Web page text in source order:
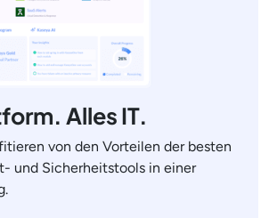
Alles IT.
von den Vorteilen der besten
und Sicherheitstools in einer